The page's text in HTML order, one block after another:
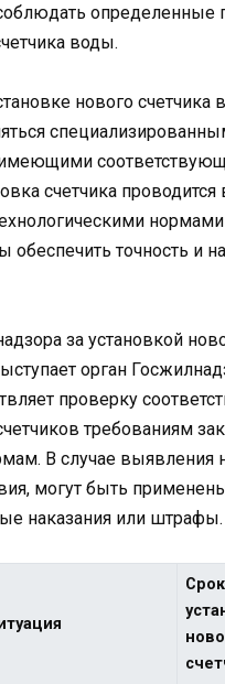
определенные
воды.
нового счетчика
имеющими
счетчика проводится
обеспечить точность и
за установкой
орган
проверку
требованиям
В случае выявления
могут быть
наказания или штрафы.
Срок